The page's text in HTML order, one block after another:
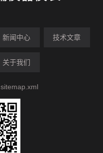
新闻中心 技术文章
关于我们
sitemap.xml